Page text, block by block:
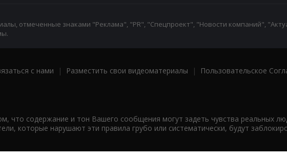
отмеченные знаками "Реклама", "PR", "Спецпроект", "Новости компаний",
с нами | Разместить свои видеоматериалы | Пользовательское
что содержание и тон Вашего сообщения могут задеть чувства реальных
которые нарушают эти правила грубо или систематически, будут